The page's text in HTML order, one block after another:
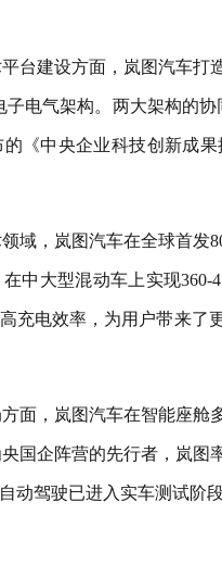
台建设方面，岚图汽车打
子电气架构。两大架构的
《中央企业科技创新成
域，岚图汽车在全球首发
中大型混动车上实现360-
充电效率，为用户带来了
面，岚图汽车在智能座舱
国企阵营的先行者，岚图
动驾驶已进入实车测试阶